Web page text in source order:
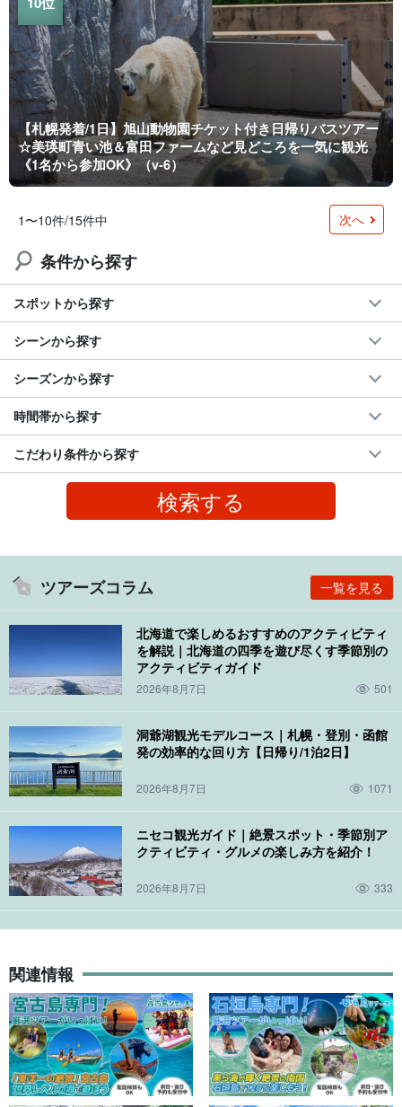
【札幌発着/1日】旭山動物園チケット付き日帰りバスツアー
☆美瑛町青い池＆富田ファームなど見どころを一気に観光
《1名から参加OK》（v-6）
1〜10件/15件中 次へ
条件から探す
スポットから探す
シーンから探す
シーズンから探す
時間帯から探す
こだわり条件から探す
ツアーズコラム 一覧を見る
北海道で楽しめるおすすめのアクティビティ
を解説｜北海道の四季を遊び尽くす季節別の
アクティビティガイド
2026年8月7日 501
洞爺湖観光モデルコース｜札幌・登別・函館
発の効率的な回り方【日帰り/1泊2日】
2026年8月7日 1071
ニセコ観光ガイド｜絶景スポット・季節別ア
クティビティ・グルメの楽しみ方を紹介！
2026年8月7日 333
関連情報